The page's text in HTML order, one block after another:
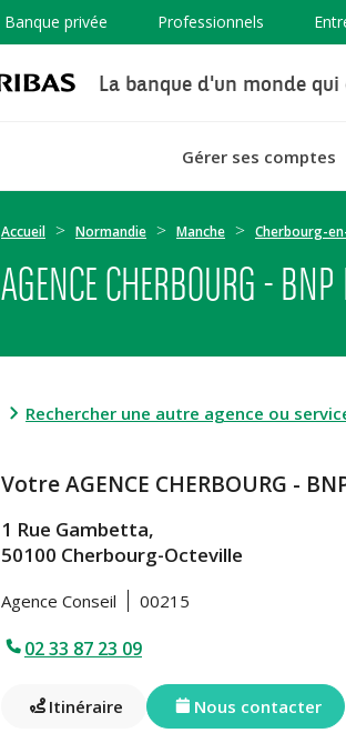
Banque privée Professionnels
La banque d'un monde qui
Gérer ses comptes
Accueil Normandie Manche Cherbourg-
AGENCE CHERBOURG -
Rechercher une autre agence ou
Votre AGENCE CHERBOURG -
1 Rue Gambetta,
50100 Cherbourg-Octeville
Agence Conseil 00215
02 33 87 23 09
Itinéraire Nous contacter